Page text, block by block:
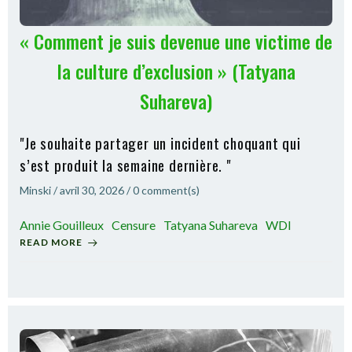
« Comment je suis devenue une victime de
la culture d’exclusion » (Tatyana
Suhareva)
"Je souhaite partager un incident choquant qui
s’est produit la semaine dernière. "
Minski/avril 30, 2026/0comment(s)
Annie Gouilleux Censure Tatyana Suhareva WDI
READ MORE